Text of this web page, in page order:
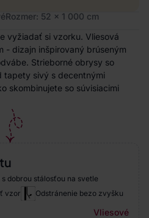
Rozmer: 52 x 1 000 cm
vyžiadať si vzorku. Vliesová
- dizajn inšpirovaný brúseným
Strieborné obrysy so
tapety sivý s decentnými
skombinujete so súvisiacimi
s dobrou stálosťou na svetle
vzor Odstránenie bezo zvyšku
Vliesové